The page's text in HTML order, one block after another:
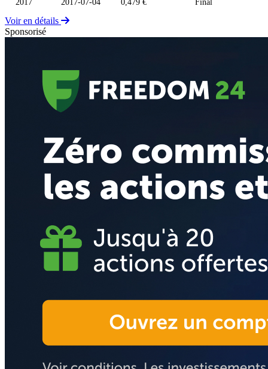
2017 2017-07-04 0,479 € Final
Voir en détails
Sponsorisé